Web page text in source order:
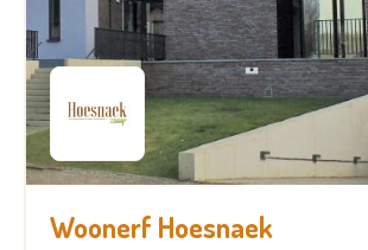
Woonerf Hoesnaek